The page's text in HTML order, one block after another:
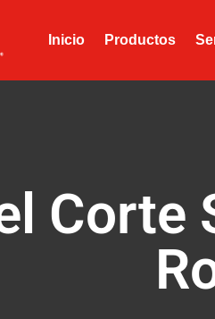
Inicio Productos
Corte